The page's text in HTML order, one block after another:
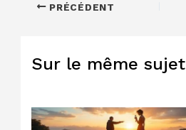
PRÉCÉDENT
Sur le même sujet